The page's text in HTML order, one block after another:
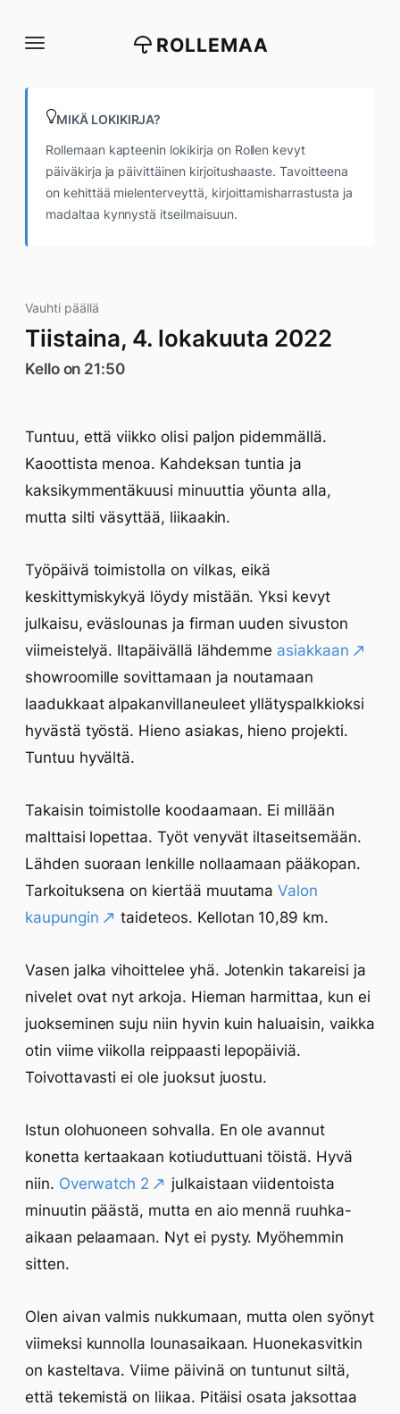
suoraan
ROLLEMAA
MIKÄ LOKIKIRJA?
Rollemaan kapteenin lokikirja on Rollen kevyt
päiväkirja ja päivittäinen kirjoitushaaste. Tavoitteena
on kehittää mielenterveyttä, kirjoittamisharrastusta ja
madaltaa kynnystä itseilmaisuun.
Vauhti päällä
Tiistaina, 4. lokakuuta 2022
Kello on 21:50
Tuntuu, että viikko olisi paljon pidemmällä.
Kaoottista menoa. Kahdeksan tuntia ja
kaksikymmentäkuusi minuuttia yöunta alla,
mutta silti väsyttää, liikaakin.
Työpäivä toimistolla on vilkas, eikä
keskittymiskykyä löydy mistään. Yksi kevyt
julkaisu, eväslounas ja firman uuden sivuston
viimeistelyä. Iltapäivällä lähdemme asiakkaan
showroomille sovittamaan ja noutamaan
laadukkaat alpakanvillaneuleet yllätyspalkkioksi
hyvästä työstä. Hieno asiakas, hieno projekti.
Tuntuu hyvältä.
Takaisin toimistolle koodaamaan. Ei millään
malttaisi lopettaa. Työt venyvät iltaseitsemään.
Lähden suoraan lenkille nollaamaan pääkopan.
Tarkoituksena on kiertää muutamaValon
kaupungin
taideteos. Kellotan 10,89 km.
Vasen jalka vihoittelee yhä. Jotenkin takareisi ja
nivelet ovat nyt arkoja. Hieman harmittaa, kun ei
juokseminen suju niin hyvin kuin haluaisin, vaikka
otin viime viikolla reippaasti lepopäiviä.
Toivottavasti ei ole juoksut juostu.
Istun olohuoneen sohvalla. En ole avannut
konetta kertaakaan kotiuduttuani töistä. Hyvä
niin. Overwatch 2
julkaistaan viidentoista
minuutin päästä, mutta en aio mennä ruuhka-
aikaan pelaamaan. Nyt ei pysty. Myöhemmin
sitten.
Olen aivan valmis nukkumaan, mutta olen syönyt
viimeksi kunnolla lounasaikaan. Huonekasvitkin
on kasteltava. Viime päivinä on tuntunut siltä,
että tekemistä on liikaa. Pitäisi osata jaksottaa